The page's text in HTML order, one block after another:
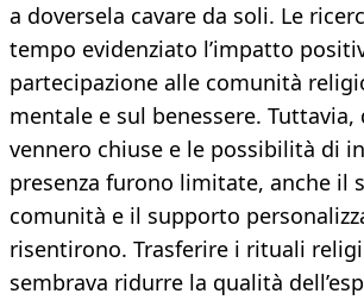
a doversela cavare da soli. Le
tempo evidenziato l’impatto
partecipazione alle comunità
mentale e sul benessere.
vennero chiuse e le possibilità di
presenza furono limitate, anche il
comunità e il supporto
risentirono. Trasferire i rituali
sembrava ridurre la qualità